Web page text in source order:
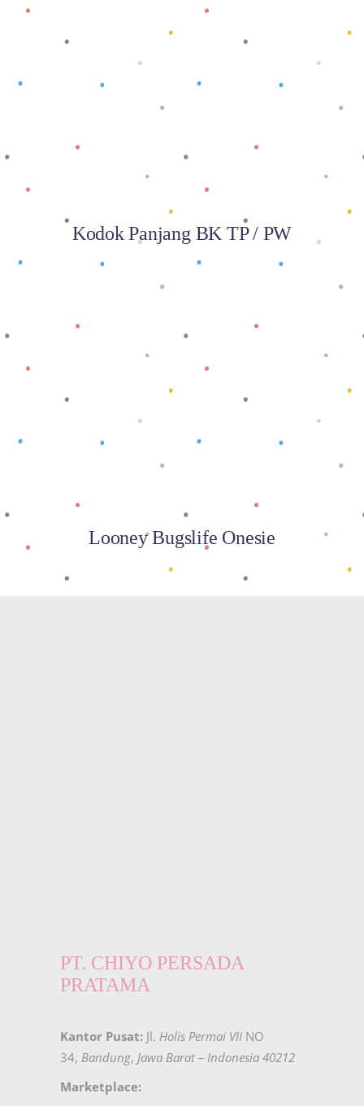
Baca selengkapnya
Kodok Panjang BK TP / PW
Baca selengkapnya
Looney Bugslife Onesie
PT. CHIYO PERSADA
PRATAMA
Kantor Pusat: Jl. Holis Permai VII NO
34, Bandung, Jawa Barat – Indonesia 40212
Marketplace: